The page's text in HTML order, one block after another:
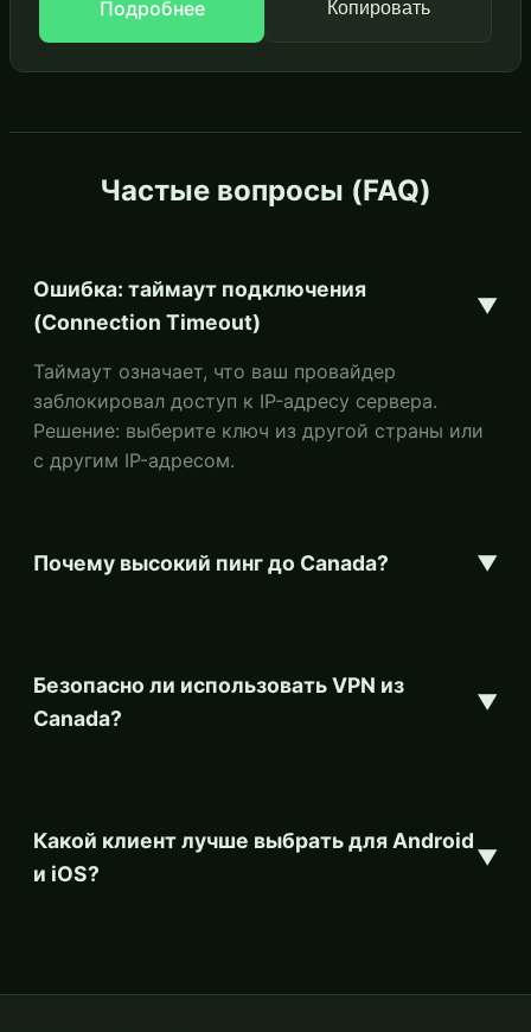
Подробнее Копировать
Частые вопросы (FAQ)
Ошибка: таймаут подключения
(Connection Timeout)
▼
Таймаут означает, что ваш провайдер
заблокировал доступ к IP-адресу сервера.
Решение: выберите ключ из другой страны или
с другим IP-адресом.
Почему высокий пинг до Canada? ▼
Безопасно ли использовать VPN из
Canada?
▼
Какой клиент лучше выбрать для Android
и iOS?
▼